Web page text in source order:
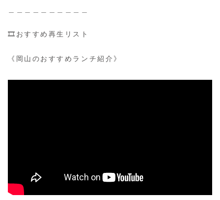
🎞おすすめ再生リスト
《岡山のおすすめランチ紹介》